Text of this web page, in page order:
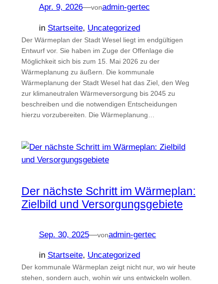
Apr. 9, 2026—vonadmin-gertec
in Startseite, Uncategorized
Der Wärmeplan der Stadt Wesel liegt im endgültigen
Entwurf vor. Sie haben im Zuge der Offenlage die
Möglichkeit sich bis zum 15. Mai 2026 zu der
Wärmeplanung zu äußern. Die kommunale
Wärmeplanung der Stadt Wesel hat das Ziel, den Weg
zur klimaneutralen Wärmeversorgung bis 2045 zu
beschreiben und die notwendigen Entscheidungen
hierzu vorzubereiten. Die Wärmeplanung…
Der nächste Schritt im Wärmeplan:
Zielbild und Versorgungsgebiete
Sep. 30, 2025—vonadmin-gertec
in Startseite, Uncategorized
Der kommunale Wärmeplan zeigt nicht nur, wo wir heute
stehen, sondern auch, wohin wir uns entwickeln wollen.